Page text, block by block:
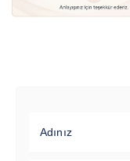
Adınız